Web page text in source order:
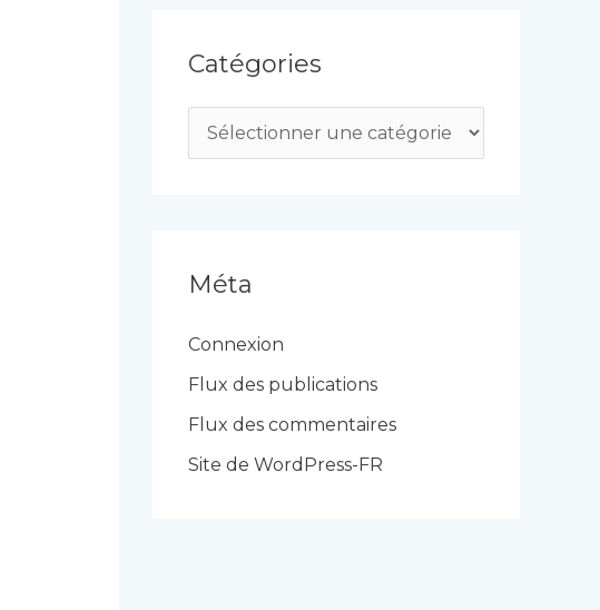
Catégories
a
r
i
Méta
Connexion
Flux des publications
Flux des commentaires
Site de WordPress-FR